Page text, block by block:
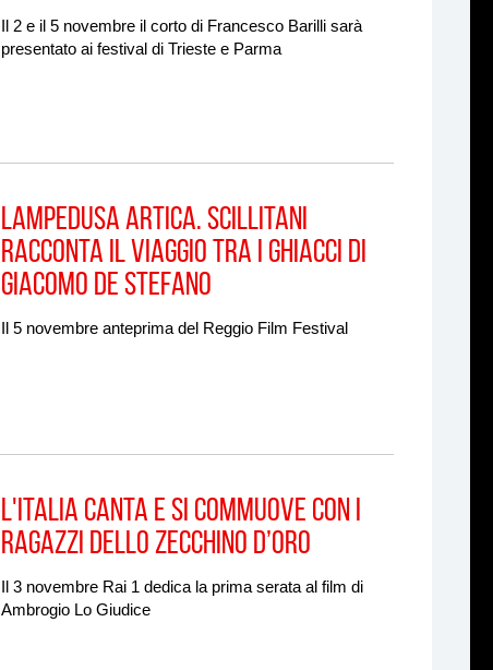
Il 2 e il 5 novembre il corto di Francesco Barilli sarà
presentato ai festival di Trieste e Parma
Lampedusa Artica. Scillitani
racconta il viaggio tra i ghiacci di
Giacomo De Stefano
Il 5 novembre anteprima del Reggio Film Festival
L'Italia canta e si commuove con I
Ragazzi dello Zecchino d’Oro
Il 3 novembre Rai 1 dedica la prima serata al film di
Ambrogio Lo Giudice